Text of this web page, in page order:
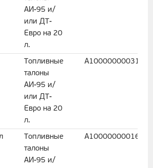
АИ-95 и/
или ДТ-
Евро на 20
л.
Топливные
талоны
АИ-95 и/
или ДТ-
Евро на 20
л.
Топливные
талоны
АИ-95 и/